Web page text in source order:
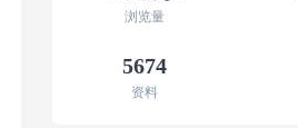
浏览量
5674
资料